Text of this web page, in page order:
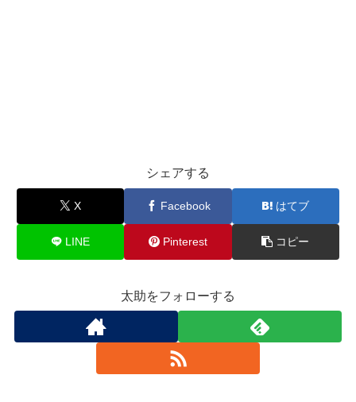
シェアする
X Facebook はてブ
LINE Pinterest コピー
太助をフォローする